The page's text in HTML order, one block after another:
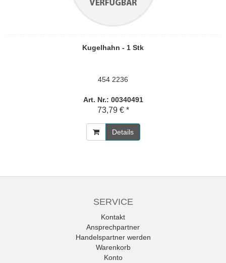
Kugelhahn - 1 Stk
454 2236
Art. Nr.: 00340491
73,79 € *
Details
SERVICE
Kontakt
Ansprechpartner
Handelspartner werden
Warenkorb
Konto